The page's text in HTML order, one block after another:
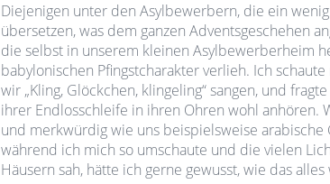
Diejenigen unter den Asylbewerbern, die ein
übersetzen, was dem ganzen Adventsgeschehen
die selbst in unserem kleinen Asylbewerberheim
babylonischen Pfingstcharakter verlieh. Ich
wir „Kling, Glöckchen, klingeling“ sangen, und
ihrer Endlosschleife in ihren Ohren wohl anhören.
und merkwürdig wie uns beispielsweise arabische
während ich mich so umschaute und die vielen
Häusern sah, hätte ich gerne gewusst, wie das